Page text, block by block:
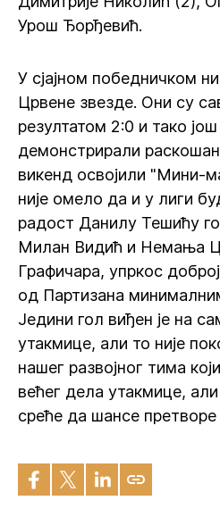
Урош Ђорђевић.
У сјајном победничком
Црвене звезде. Они су
резултатом 2:0 и тако
демонстрирали
викенд освојили "Мини-
није омело да и у лиги
радост Данилу Тешићу
Милан Видић и Немања
Графичара, упркос
од Партизана
Једини гол виђен је на
утакмице, али то није
нашег развојног тима
већег дела утакмице,
среће да шансе претворе